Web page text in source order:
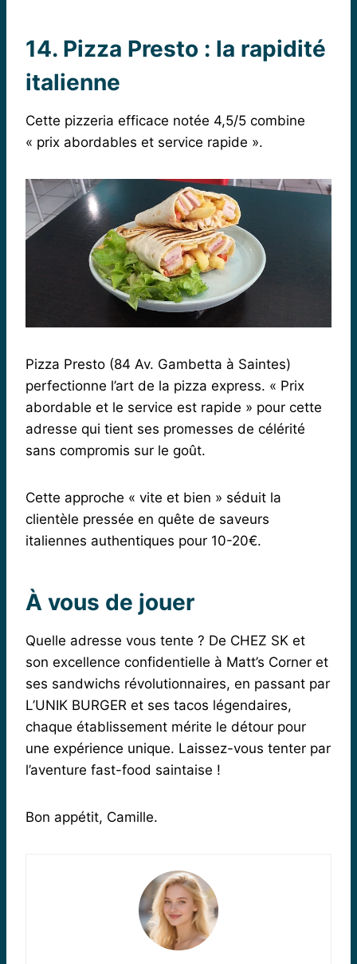
14. Pizza Presto : la rapidité
italienne
Cette pizzeria efficace notée 4,5/5 combine
« prix abordables et service rapide ».
Pizza Presto (84 Av. Gambetta à Saintes)
perfectionne l’art de la pizza express. « Prix
abordable et le service est rapide » pour cette
adresse qui tient ses promesses de célérité
sans compromis sur le goût.
Cette approche « vite et bien » séduit la
clientèle pressée en quête de saveurs
italiennes authentiques pour 10-20€.
À vous de jouer
Quelle adresse vous tente ? De CHEZ SK et
son excellence confidentielle à Matt’s Corner et
ses sandwichs révolutionnaires, en passant par
L’UNIK BURGER et ses tacos légendaires,
chaque établissement mérite le détour pour
une expérience unique. Laissez-vous tenter par
l’aventure fast-food saintaise !
Bon appétit, Camille.